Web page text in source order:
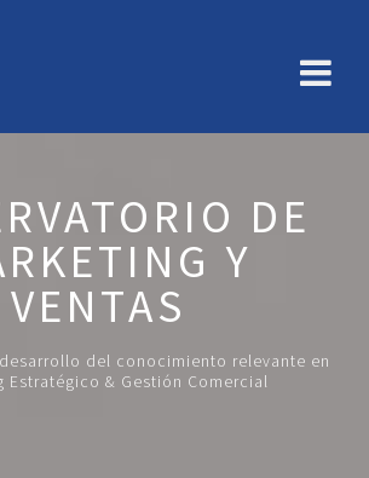
DE
Y
VENTAS
del conocimiento relevante en
Estratégico & Gestión Comercial